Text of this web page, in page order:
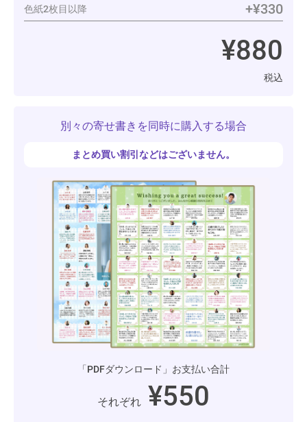
色紙2枚目以降 +¥330
¥880
税込
別々の寄せ書きを同時に購入する場合
まとめ買い割引などはございません。
「PDFダウンロード」お支払い合計
それぞれ ¥550